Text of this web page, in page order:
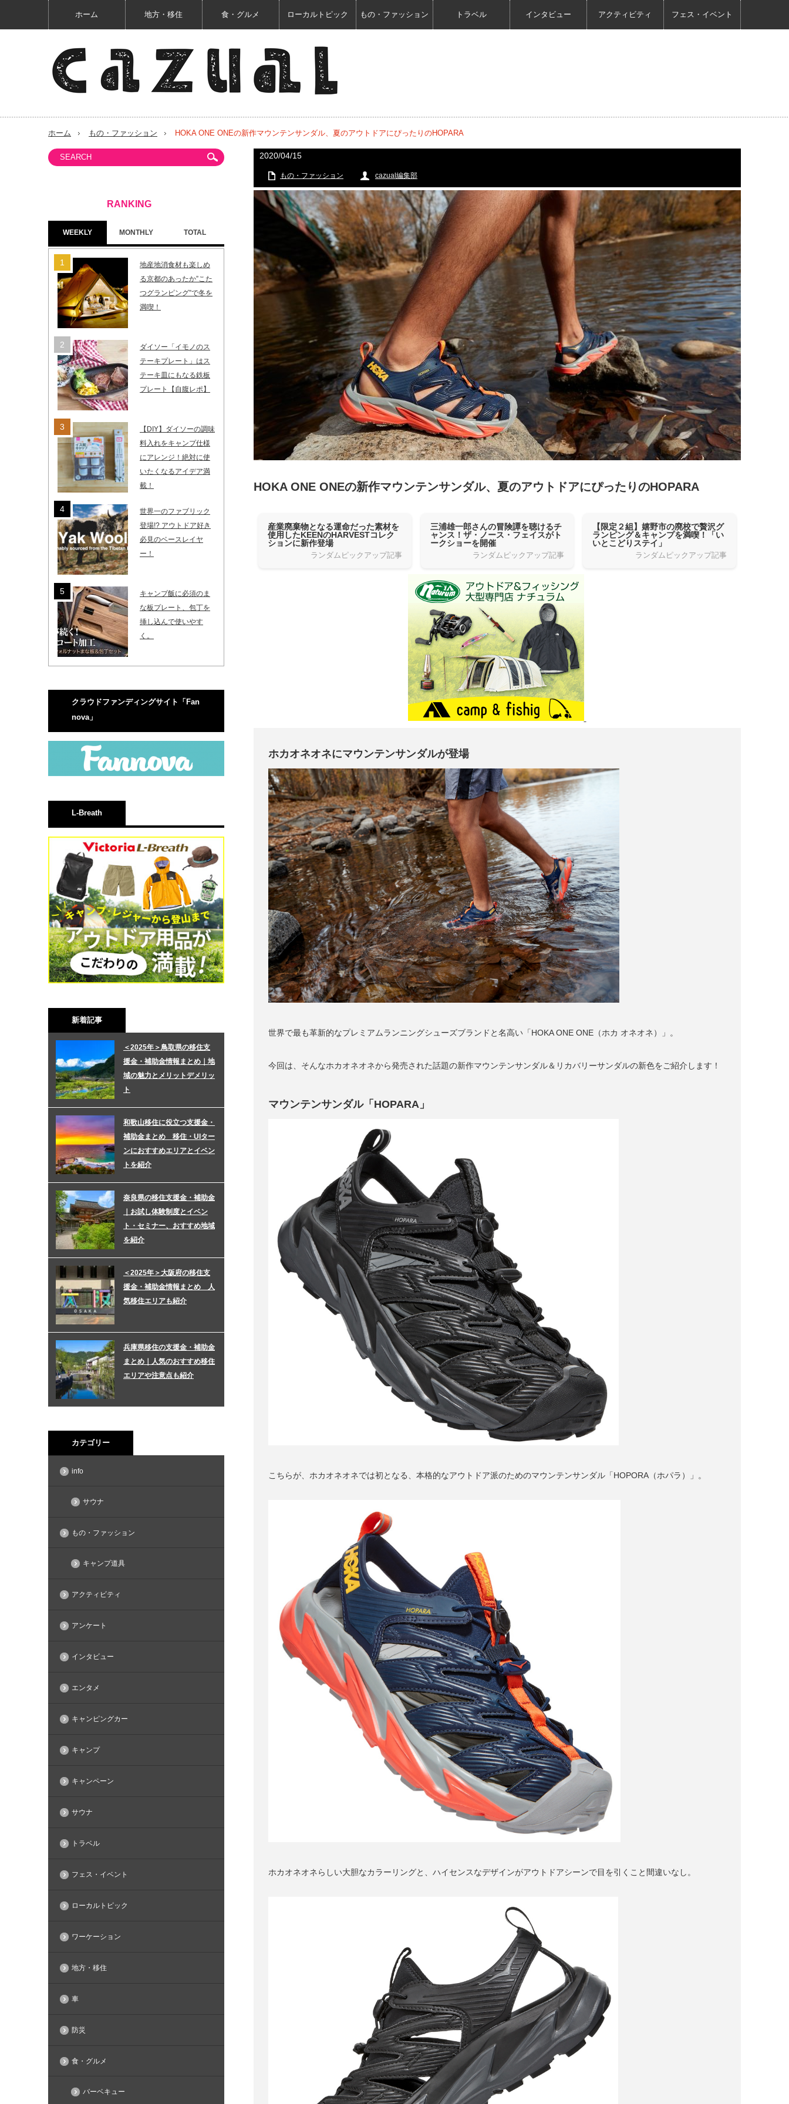
ホーム 地方・移住 食・グルメ ローカルトピック もの・ファッション トラベル インタビュー アクティビティ フェス・イベント
ホーム もの・ファッション HOKA ONE ONEの新作マウンテンサンダル、夏のアウトドアにぴったりのHOPARA
2020/04/15
もの・ファッション cazual編集部
HOKA ONE ONEの新作マウンテンサンダル、夏のアウトドアにぴったりのHOPARA
産業廃棄物となる運命だった素材を
使用したKEENのHARVESTコレク
ションに新作登場
ランダムピックアップ記事
三浦雄一郎さんの冒険譚を聴けるチ
ャンス！ザ・ノース・フェイスがト
ークショーを開催
ランダムピックアップ記事
【限定２組】嬉野市の廃校で贅沢グ
ランピング＆キャンプを満喫！「い
いとこどりステイ」
ランダムピックアップ記事
ホカオネオネにマウンテンサンダルが登場
世界で最も革新的なプレミアムランニングシューズブランドと名高い「HOKA ONE ONE（ホカ オネオネ）」。
今回は、そんなホカオネオネから発売された話題の新作マウンテンサンダル＆リカバリーサンダルの新色をご紹介します！
マウンテンサンダル「HOPARA」
こちらが、ホカオネオネでは初となる、本格的なアウトドア派のためのマウンテンサンダル「HOPORA（ホパラ）」。
ホカオネオネらしい大胆なカラーリングと、ハイセンスなデザインがアウトドアシーンで目を引くこと間違いなし。
WEEKLY MONTHLY TOTAL
地産地消食材も楽しめ
る京都のあったか”こた
つグランピング”で冬を
満喫！
ダイソー「イモノのス
テーキプレート」はス
テーキ皿にもなる鉄板
プレート【自腹レポ】
【DIY】ダイソーの調味
料入れをキャンプ仕様
にアレンジ！絶対に使
いたくなるアイデア満
載！
世界一のファブリック
登場!? アウトドア好き
必見のベースレイヤ
ー！
キャンプ飯に必須のま
な板プレート、包丁を
挿し込んで使いやす
く。
クラウドファンディングサイト「Fan
nova」
L-Breath
新着記事
＜2025年＞鳥取県の移住支
援金・補助金情報まとめ｜地
域の魅力とメリットデメリッ
ト
和歌山移住に役立つ支援金・
補助金まとめ 移住・UIター
ンにおすすめエリアとイベン
トを紹介
奈良県の移住支援金・補助金
｜お試し体験制度とイベン
ト・セミナー、おすすめ地域
を紹介
＜2025年＞大阪府の移住支
援金・補助金情報まとめ 人
気移住エリアも紹介
兵庫県移住の支援金・補助金
まとめ｜人気のおすすめ移住
エリアや注意点も紹介
カテゴリー
info
サウナ
もの・ファッション
キャンプ道具
アクティビティ
アンケート
インタビュー
エンタメ
キャンピングカー
キャンプ
キャンペーン
サウナ
トラベル
フェス・イベント
ローカルトピック
ワーケーション
地方・移住
車
防災
食・グルメ
バーベキュー